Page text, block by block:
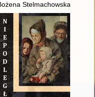
(szkice z dziejów)
Stelmachowska :